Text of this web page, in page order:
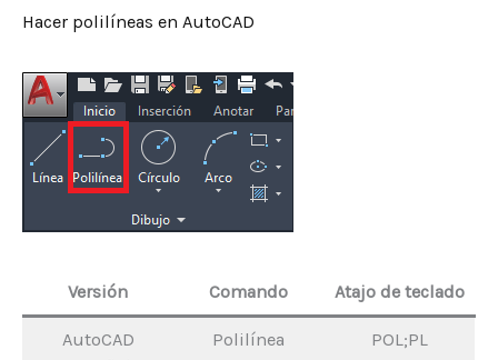
Hacer polilíneas en AutoCAD
Versión Comando Atajo de teclado
AutoCAD
Polilínea POL;PL